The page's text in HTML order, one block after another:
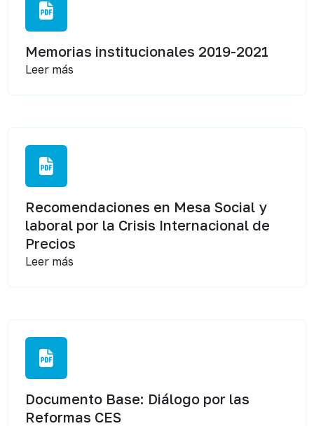
Memorias institucionales 2019-2021
Leer más
Recomendaciones en Mesa Social y
laboral por la Crisis Internacional de
Precios
Leer más
Documento Base: Diálogo por las
Reformas CES